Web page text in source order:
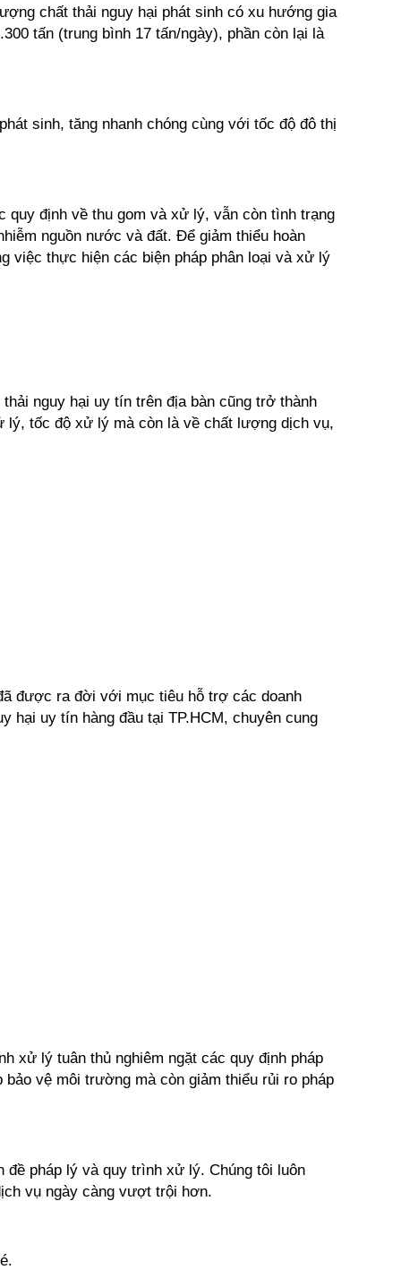
chất thải nguy hại phát sinh có xu hướng gia
tấn (trung bình 17 tấn/ngày), phần còn lại là
sinh, tăng nhanh chóng cùng với tốc độ đô thị
quy định về thu gom và xử lý, vẫn còn tình trạng
nguồn nước và đất. Để giảm thiểu hoàn
việc thực hiện các biện pháp phân loại và xử lý
nguy hại uy tín trên địa bàn cũng trở thành
lý, tốc độ xử lý mà còn là về chất lượng dịch vụ,
được ra đời với mục tiêu hỗ trợ các doanh
hại uy tín hàng đầu tại TP.HCM, chuyên cung
xử lý tuân thủ nghiêm ngặt các quy định pháp
vệ môi trường mà còn giảm thiểu rủi ro pháp
đề pháp lý và quy trình xử lý. Chúng tôi luôn
vụ ngày càng vượt trội hơn.